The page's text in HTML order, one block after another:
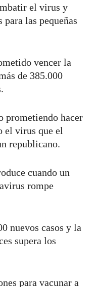
el virus y
las pequeñas
vencer la
de 385.000
prometiendo hacer
el virus que el
republicano.
cuando un
rompe
nuevos casos y la
supera los
para vacunar a